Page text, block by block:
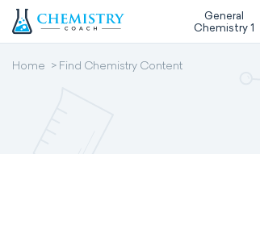
General
Chemistry 1
Home Find Chemistry Content